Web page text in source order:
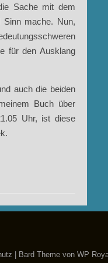
Sache mit dem
Sinn mache. Nun,
für den Ausklang
auch die beiden
Buch über
Uhr, ist diese
Bard Theme von WP